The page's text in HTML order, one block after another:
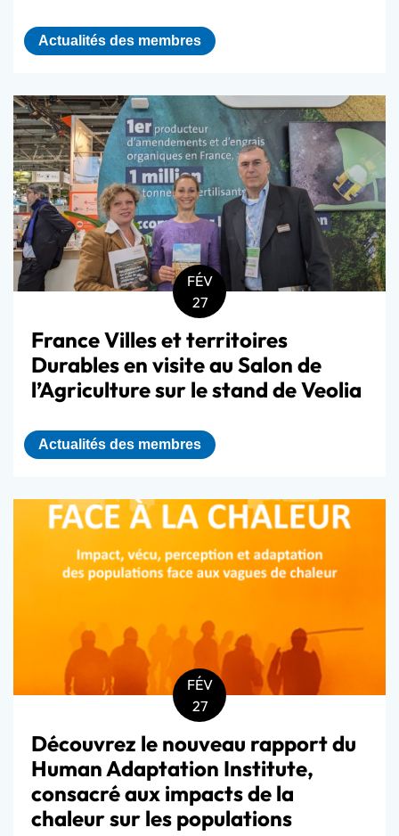
Actualités des membres
FÉV
27
France Villes et territoires
Durables en visite au Salon de
l’Agriculture sur le stand de Veolia
Actualités des membres
FÉV
27
Découvrez le nouveau rapport du
Human Adaptation Institute,
consacré aux impacts de la
chaleur sur les populations